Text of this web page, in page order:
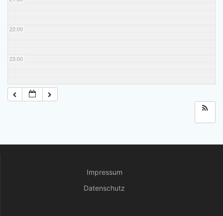
22:00
23:00
Impressum
Datenschutz